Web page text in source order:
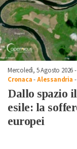
Mercoledì, 5 Agosto 2026 -
Cronaca-Alessandria
Dallo spazio
esile: la
europei